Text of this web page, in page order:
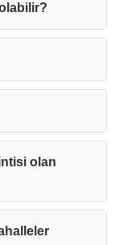
olan
En kısa